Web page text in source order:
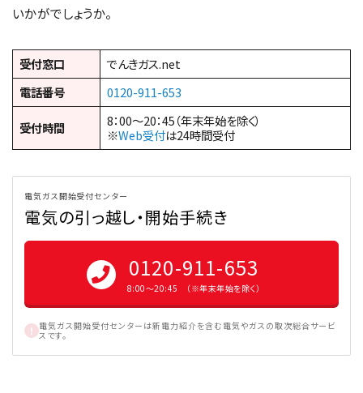
いかがでしょうか。
受付窓口
でんきガス.net
電話番号
0120-911-653
受付時間
8：00～20：45（年末年始を除く）
※Web受付は24時間受付
電気ガス開始受付センター
電気の引っ越し・開始手続き
0120-911-653
8:00〜20:45 （※年末年始を除く）
電気ガス開始受付センターは新電力紹介を含む電気やガスの取次総合サービ
スです。